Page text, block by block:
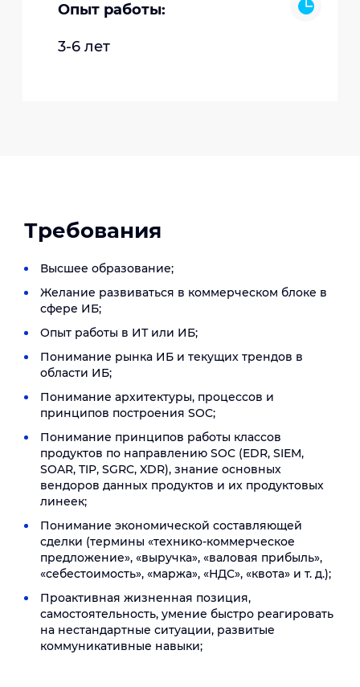
Опыт работы:
3-6 лет
Требования
Высшее образование;
Желание развиваться в коммерческом блоке в
сфере ИБ;
Опыт работы в ИТ или ИБ;
Понимание рынка ИБ и текущих трендов в
области ИБ;
Понимание архитектуры, процессов и
принципов построения SOC;
Понимание принципов работы классов
продуктов по направлению SOC (EDR, SIEM,
SOAR, TIP, SGRC, XDR), знание основных
вендоров данных продуктов и их продуктовых
линеек;
Понимание экономической составляющей
сделки (термины «технико-коммерческое
предложение», «выручка», «валовая прибыль»,
«себестоимость», «маржа», «НДС», «квота» и т. д.);
Проактивная жизненная позиция,
самостоятельность, умение быстро реагировать
на нестандартные ситуации, развитые
коммуникативные навыки;